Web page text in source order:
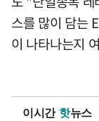
스를 많이 담는
이 나타나는지
이시간 핫뉴스